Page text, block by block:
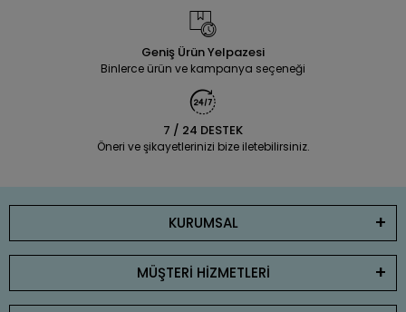
Geniş Ürün Yelpazesi
Binlerce ürün ve kampanya seçeneği
7 / 24 DESTEK
Öneri ve şikayetlerinizi bize iletebilirsiniz.
KURUMSAL
MÜŞTERİ HİZMETLERİ